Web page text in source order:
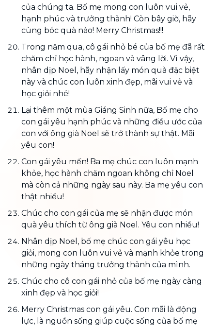
của chúng ta. Bố mẹ mong con luôn vui vẻ,
hạnh phúc và trưởng thành! Còn bây giờ, hãy
cùng bóc quà nào! Merry Christmas!!!
Trong năm qua, cô gái nhỏ bé của bố mẹ đã rất
chăm chỉ học hành, ngoan và vâng lời. Vì vậy,
nhân dịp Noel, hãy nhận lấy món quà đặc biệt
này và chúc con luôn xinh đẹp, mãi vui vẻ và
học giỏi nhé!
Lại thêm một mùa Giáng Sinh nữa, Bố mẹ cho
con gái yêu hạnh phúc và những điều ước của
con với ông già Noel sẽ trở thành sự thật. Mãi
yêu con!
Con gái yêu mến! Ba mẹ chúc con luôn mạnh
khỏe, học hành chăm ngoan không chỉ Noel
mà còn cả những ngày sau này. Ba mẹ yêu con
thật nhiều!
Chúc cho con gái của mẹ sẽ nhận được món
quà yêu thích từ ông già Noel. Yêu con nhiều!
Nhân dịp Noel, bố mẹ chúc con gái yêu học
giỏi, mong con luôn vui vẻ và mạnh khỏe trong
những ngày tháng trưởng thành của mình.
Chúc cho cô con gái nhỏ của bố mẹ ngày càng
xinh đẹp và học giỏi!
Merry Christmas con gái yêu. Con mãi là động
lực, là nguồn sống giúp cuộc sống của bố mẹ